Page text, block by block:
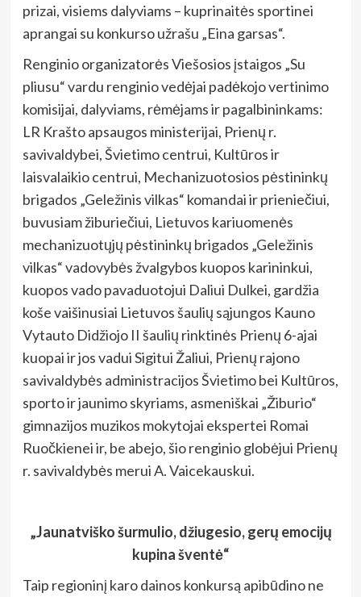
prizai, visiems dalyviams – kuprinaitės sportinei
aprangai su konkurso užrašu „Eina garsas“.
Renginio organizatorės Viešosios įstaigos „Su
pliusu“ vardu renginio vedėjai padėkojo vertinimo
komisijai, dalyviams, rėmėjams ir pagalbininkams:
LR Krašto apsaugos ministerijai, Prienų r.
savivaldybei, Švietimo centrui, Kultūros ir
laisvalaikio centrui, Mechanizuotosios pėstininkų
brigados „Geležinis vilkas“ komandai ir prieniečiui,
buvusiam žiburiečiui, Lietuvos kariuomenės
mechanizuotųjų pėstininkų brigados „Geležinis
vilkas“ vadovybės žvalgybos kuopos karininkui,
kuopos vado pavaduotojui Daliui Dulkei, gardžia
koše vaišinusiai Lietuvos šaulių sąjungos Kauno
Vytauto Didžiojo II šaulių rinktinės Prienų 6-ajai
kuopai ir jos vadui Sigitui Žaliui, Prienų rajono
savivaldybės administracijos Švietimo bei Kultūros,
sporto ir jaunimo skyriams, asmeniškai „Žiburio“
gimnazijos muzikos mokytojai ekspertei Romai
Ruočkienei ir, be abejo, šio renginio globėjui Prienų
r. savivaldybės merui A. Vaicekauskui.
„Jaunatviško šurmulio, džiugesio, gerų emocijų
kupina šventė“
Taip regioninį karo dainos konkursą apibūdino ne